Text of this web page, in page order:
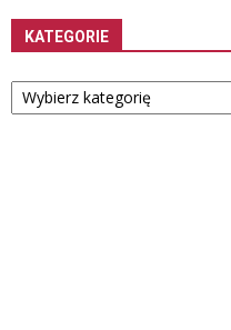
KATEGORIE
Kategorie